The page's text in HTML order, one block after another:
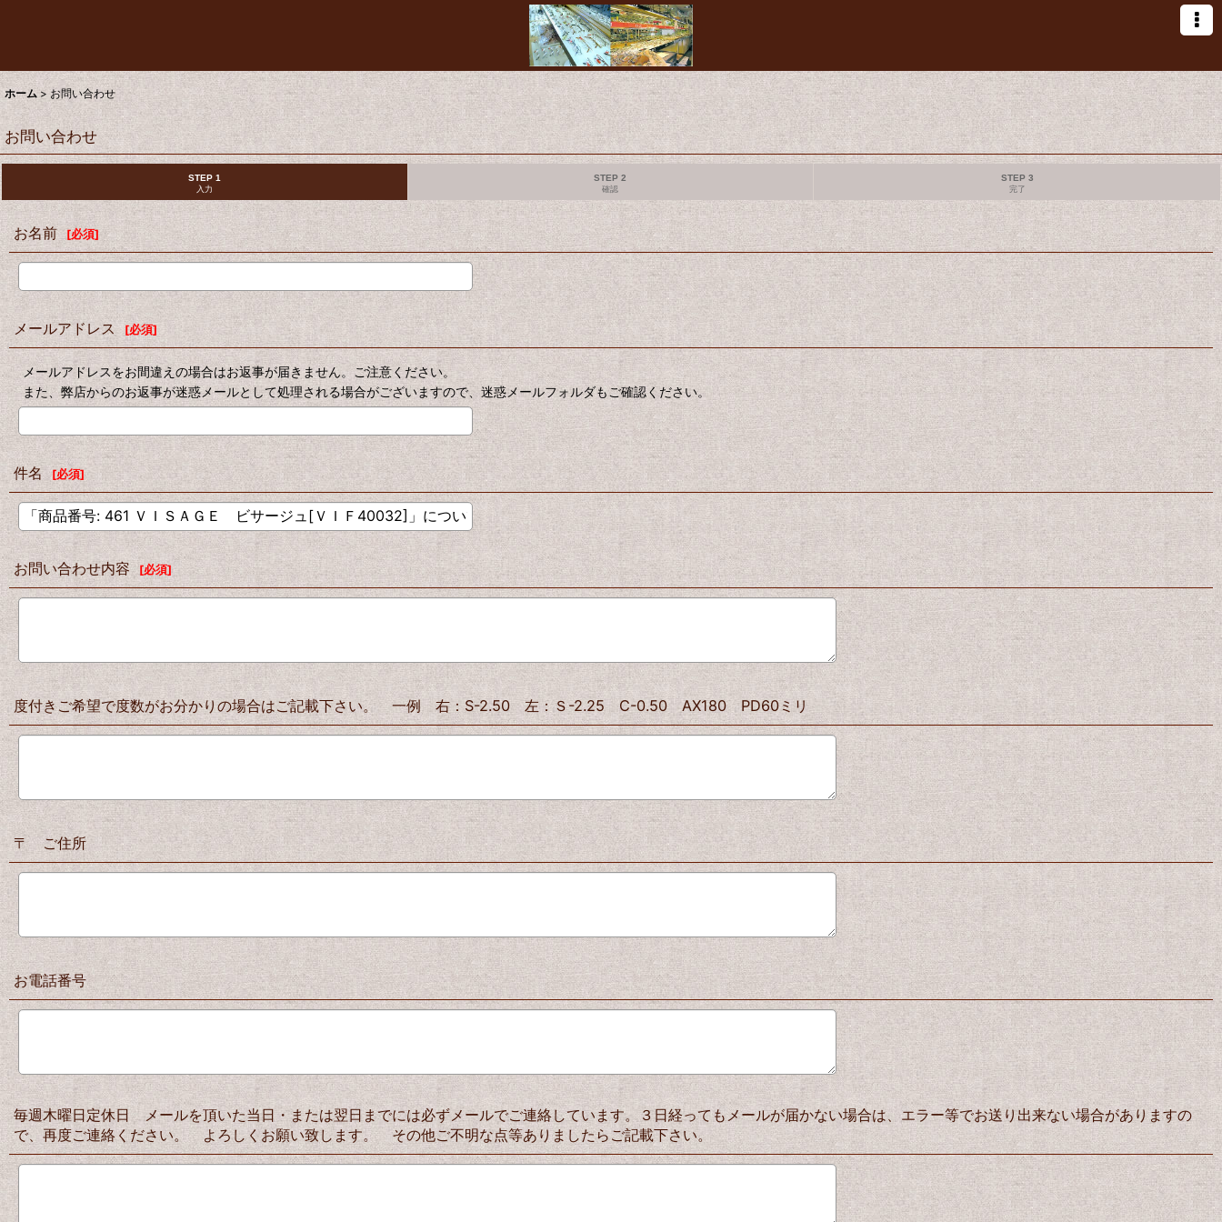
ホーム > お問い合わせ
お問い合わせ
STEP 1
入力
STEP 2
確認
STEP 3
完了
お名前 [必須]
メールアドレス [必須]
メールアドレスをお間違えの場合はお返事が届きません。ご注意ください。
また、弊店からのお返事が迷惑メールとして処理される場合がございますので、迷惑メールフォルダもご確認ください。
件名 [必須]
お問い合わせ内容 [必須]
度付きご希望で度数がお分かりの場合はご記載下さい。 一例 右：S-2.50 左：Ｓ-2.25 C-0.50 AX180 PD60ミリ
〒 ご住所
お電話番号
毎週木曜日定休日 メールを頂いた当日・または翌日までには必ずメールでご連絡しています。３日経ってもメールが届かない場合は、エラー等でお送り出来ない場合がありますの
で、再度ご連絡ください。 よろしくお願い致します。 その他ご不明な点等ありましたらご記載下さい。